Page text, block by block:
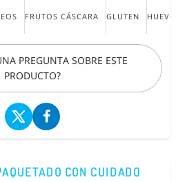
FRUTOS CÁSCARA GLUTEN HUEVO
PREGUNTA SOBRE ESTE
PRODUCTO?
CON CUIDADO